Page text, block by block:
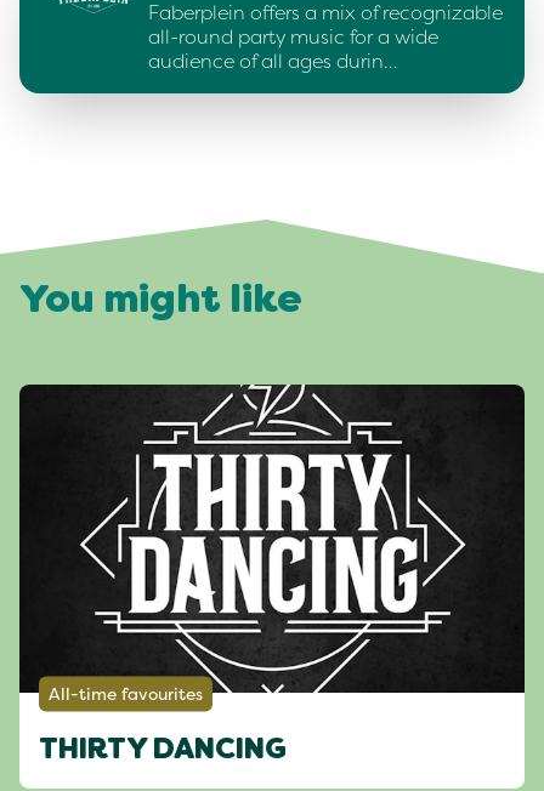
Faberplein offers a mix of recognizable
all-round party music for a wide
audience of all ages durin…
You might like
All-time favourites
THIRTY DANCING